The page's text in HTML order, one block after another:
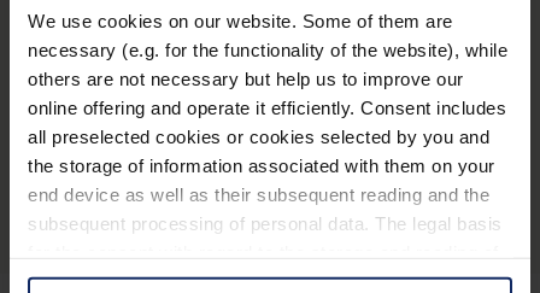
We use cookies on our website. Some of them are
necessary (e.g. for the functionality of the website), while
others are not necessary but help us to improve our
online offering and operate it efficiently. Consent includes
all preselected cookies or cookies selected by you and
the storage of information associated with them on your
end device as well as their subsequent reading and the
subsequent processing of personal data. The legal basis
information is Art. 25 para. 1 TDDDG and with regard to
einsetzbar ( keine Konverganzadapter verfügbar)
Art-Nr. 162703, Packungsinhalt: 2 Adapterringe
incl. Klebering, 2 Ersatzkleberinge
Produktübersicht